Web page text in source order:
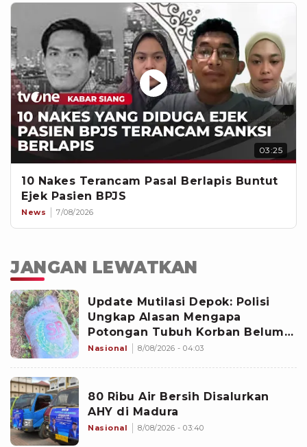
03:25
10 Nakes Terancam Pasal Berlapis Buntut
Ejek Pasien BPJS
News 7/08/2026
JANGAN LEWATKAN
Update Mutilasi Depok: Polisi
Ungkap Alasan Mengapa
Potongan Tubuh Korban Belum
Juga Ditemukan
Nasional 8/08/2026 - 04:03
80 Ribu Air Bersih Disalurkan
AHY di Madura
Nasional 8/08/2026 - 03:40